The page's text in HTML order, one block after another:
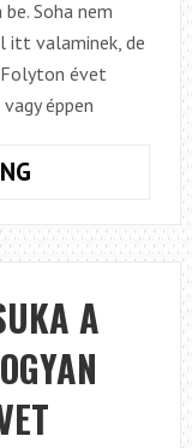
Soha nem
itt valaminek, de
Folyton évet
éppen
ESŐS
JANUÁR,
SZELES
FEBRUÁR,
HAVAS
MÁRCIUS
A